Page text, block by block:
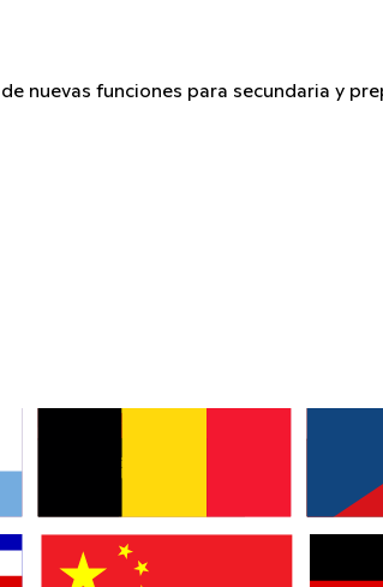
nuevas funciones para secundaria y